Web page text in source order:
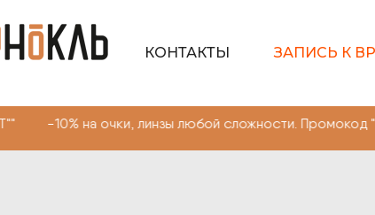
КОНТАКТЫ ЗАПИСЬ К
линзы любой сложности.